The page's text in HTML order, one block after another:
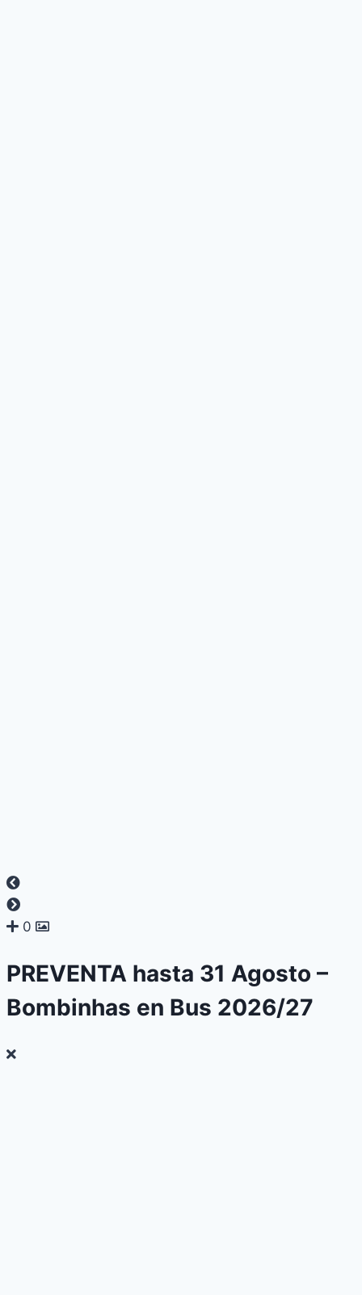
0
PREVENTA hasta 31 Agosto –
Bombinhas en Bus 2026/27